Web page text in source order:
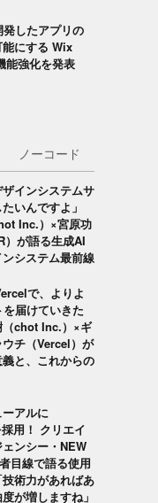
したアプリの
にする Wix
能強化を発表
ノーコード
ザインシステムサ
いんですよ」
Inc.）×宮原功
）が語る生成AI
システム最前線
で、よりよ
届けていきた
（chot Inc.）×ギ
チ（Vercel）が
と、これからの
アルに
用！ クリエイ
ンシー・NEW
目線で語る使用
術力があればあ
が増しますね」